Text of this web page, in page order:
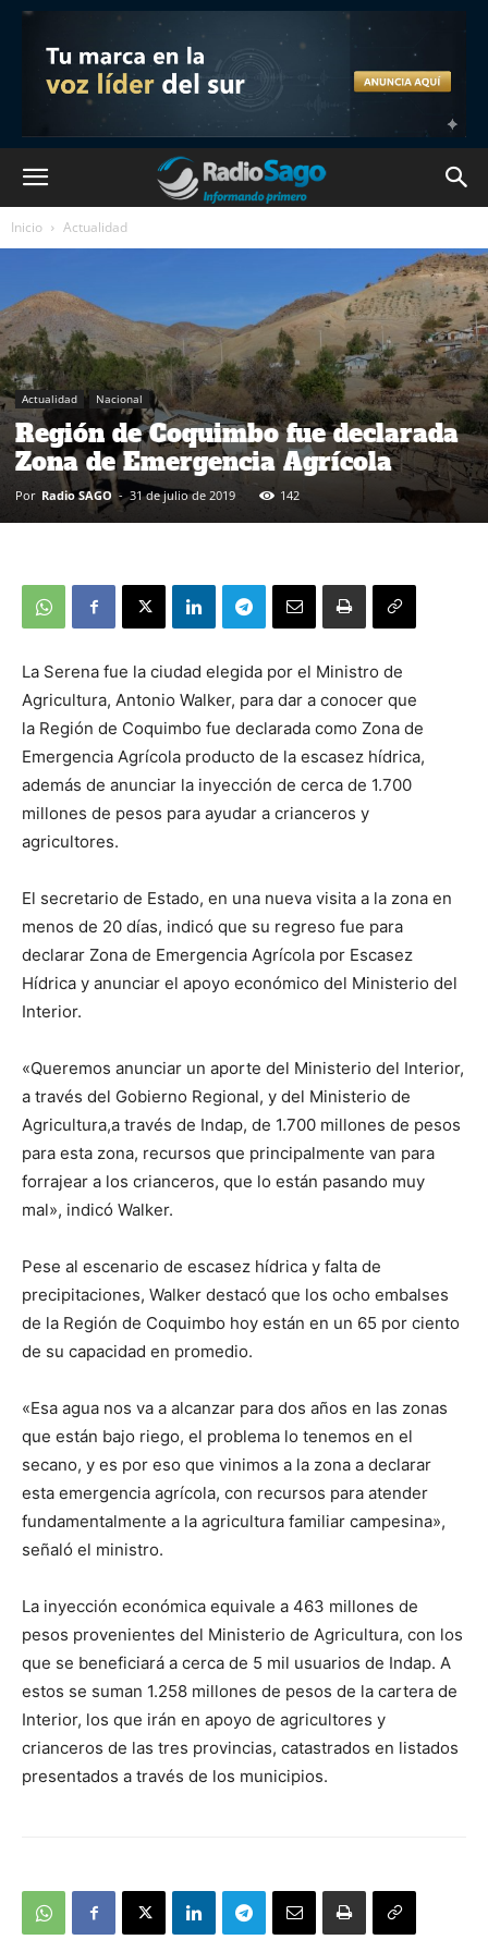
Inicio Actualidad
Actualidad Nacional
Región de Coquimbo fue declarada
Zona de Emergencia Agrícola
Por Radio SAGO - 31 de julio de 2019 142
La Serena fue la ciudad elegida por el Ministro de
Agricultura, Antonio Walker, para dar a conocer que
la Región de Coquimbo fue declarada como Zona de
Emergencia Agrícola producto de la escasez hídrica,
además de anunciar la inyección de cerca de 1.700
millones de pesos para ayudar a crianceros y
agricultores.
El secretario de Estado, en una nueva visita a la zona en
menos de 20 días, indicó que su regreso fue para
declarar Zona de Emergencia Agrícola por Escasez
Hídrica y anunciar el apoyo económico del Ministerio del
Interior.
«Queremos anunciar un aporte del Ministerio del Interior,
a través del Gobierno Regional, y del Ministerio de
Agricultura,a través de Indap, de 1.700 millones de pesos
para esta zona, recursos que principalmente van para
forrajear a los crianceros, que lo están pasando muy
mal», indicó Walker.
Pese al escenario de escasez hídrica y falta de
precipitaciones, Walker destacó que los ocho embalses
de la Región de Coquimbo hoy están en un 65 por ciento
de su capacidad en promedio.
«Esa agua nos va a alcanzar para dos años en las zonas
que están bajo riego, el problema lo tenemos en el
secano, y es por eso que vinimos a la zona a declarar
esta emergencia agrícola, con recursos para atender
fundamentalmente a la agricultura familiar campesina»,
señaló el ministro.
La inyección económica equivale a 463 millones de
pesos provenientes del Ministerio de Agricultura, con los
que se beneficiará a cerca de 5 mil usuarios de Indap. A
estos se suman 1.258 millones de pesos de la cartera de
Interior, los que irán en apoyo de agricultores y
crianceros de las tres provincias, catastrados en listados
presentados a través de los municipios.